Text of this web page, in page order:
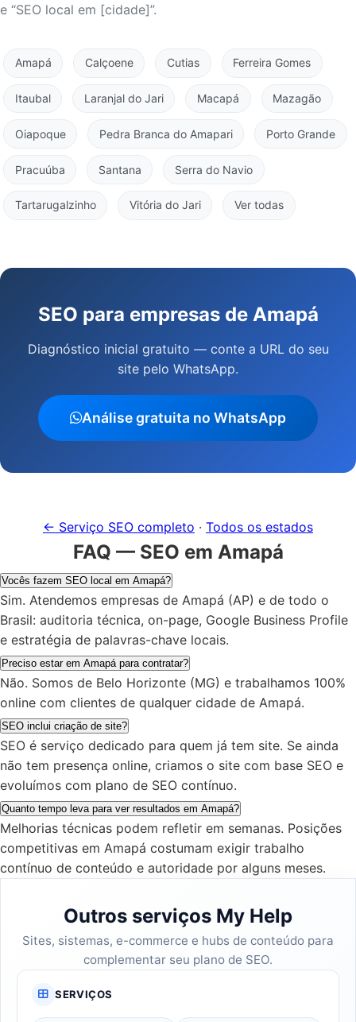
e “SEO local em [cidade]”.
Amapá Calçoene Cutias Ferreira Gomes
Itaubal Laranjal do Jari Macapá Mazagão
Oiapoque Pedra Branca do Amapari Porto Grande
Pracuúba Santana Serra do Navio
Tartarugalzinho Vitória do Jari Ver todas
SEO para empresas de Amapá
Diagnóstico inicial gratuito — conte a URL do seu
site pelo WhatsApp.
Análise gratuita no WhatsApp
← Serviço SEO completo · Todos os estados
FAQ — SEO em Amapá
Vocês fazem SEO local em Amapá?
Sim. Atendemos empresas de Amapá (AP) e de todo o
Brasil: auditoria técnica, on-page, Google Business Profile
e estratégia de palavras-chave locais.
Preciso estar em Amapá para contratar?
Não. Somos de Belo Horizonte (MG) e trabalhamos 100%
online com clientes de qualquer cidade de Amapá.
SEO inclui criação de site?
SEO é serviço dedicado para quem já tem site. Se ainda
não tem presença online, criamos o site com base SEO e
evoluímos com plano de SEO contínuo.
Quanto tempo leva para ver resultados em Amapá?
Melhorias técnicas podem refletir em semanas. Posições
competitivas em Amapá costumam exigir trabalho
contínuo de conteúdo e autoridade por alguns meses.
Outros serviços My Help
Sites, sistemas, e-commerce e hubs de conteúdo para
complementar seu plano de SEO.
SERVIÇOS